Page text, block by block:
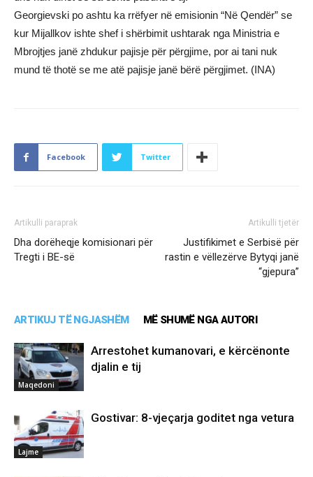
Georgievski po ashtu ka rrëfyer në emisionin “Në Qendër” se
kur Mijallkov ishte shef i shërbimit ushtarak nga Ministria e
Mbrojtjes janë zhdukur pajisje për përgjime, por ai tani nuk
mund të thotë se me atë pajisje janë bërë përgjimet. (INA)
Facebook Twitter
Artikulli paraprak
Dha dorëheqje komisionari për
Tregti i BE-së
Artikulli tjetër
Justifikimet e Serbisë për
rastin e vëllezërve Bytyqi janë
“gjepura”
ARTIKUJ TË NGJASHËM MË SHUMË NGA AUTORI
Maqedoni
Arrestohet kumanovari, e kërcënonte
djalin e tij
Lajme
Gostivar: 8-vjeçarja goditet nga vetura